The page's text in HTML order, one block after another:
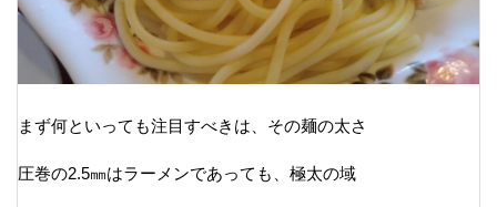
まず何といっても注目すべきは、その麺の太さ
圧巻の2.5㎜はラーメンであっても、極太の域